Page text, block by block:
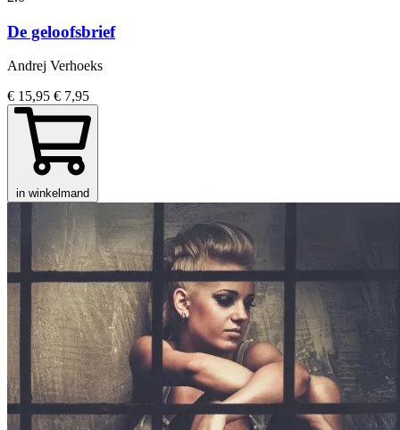
De geloofsbrief
Andrej Verhoeks
€ 15,95 € 7,95
in winkelmand